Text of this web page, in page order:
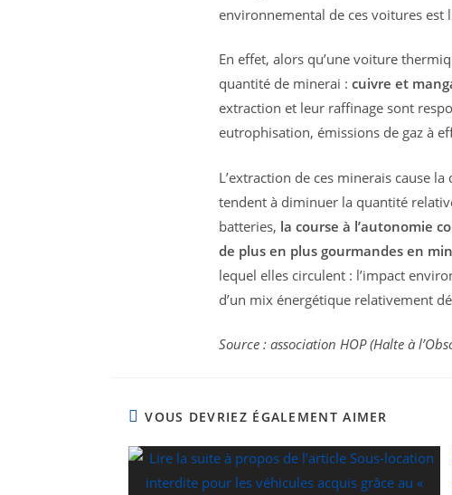
environnemental de ces voitures
En effet, alors qu’une voiture
quantité de minerai : cuivre et
extraction et leur raffinage sont
eutrophisation, émissions de gaz à
L’extraction de ces minerais cause
tendent à diminuer la quantité
batteries, la course à l’autonomie
de plus en plus gourmandes en
lequel elles circulent : l’impact
d’un mix énergétique relativement
Source : association HOP (Halte à
VOUS DEVRIEZ ÉGALEMENT AIMER